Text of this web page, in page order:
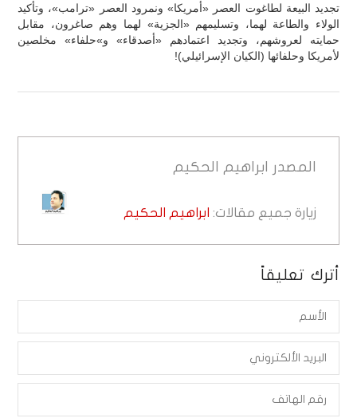
تجديد البيعة لطاغوت العصر «أمريكا» ونمرود العصر «ترامب»، وتأكيد
الولاء والطاعة لهما، وتسليمهم «الجزية» لهما وهم صاغرون، مقابل
حمايته لعروشهم، وتجديد اعتمادهم «أصدقاء» و»حلفاء» مخلصين
لأمريكا وحلفائها (الكيان الإسرائيلي)!
المصدر ابراهيم الحكيم
زيارة جميع مقالات: ابراهيم الحكيم
أترك تعليقاً